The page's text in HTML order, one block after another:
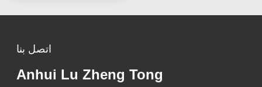
اتصل بنا
Anhui Lu Zheng Tong